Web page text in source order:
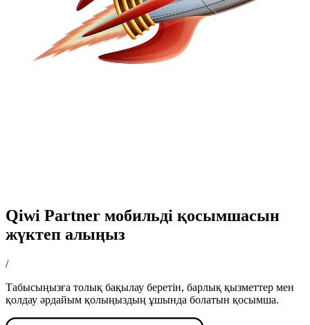
Qiwi Partner мобильді қосымшасын
жүктеп алыңыз
/
Табысыңызға толық бақылау беретін, барлық қызметтер мен
қолдау әрдайым қолыңыздың ұшында болатын қосымша.